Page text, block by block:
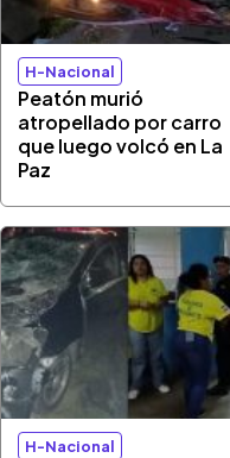
H-Nacional
Peatón murió
atropellado por carro
que luego volcó en La
Paz
H-Nacional